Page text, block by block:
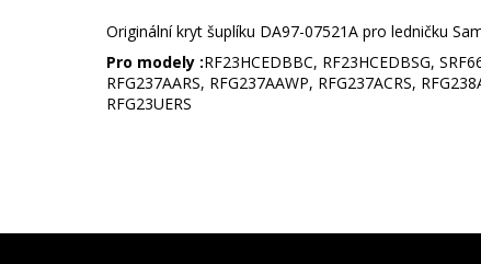
Originální kryt šuplíku DA97-07521A pro ledničku
Pro modely :RF23HCEDBBC, RF23HCEDBSG,
RFG237AARS, RFG237AAWP, RFG237ACRS,
RFG23UERS